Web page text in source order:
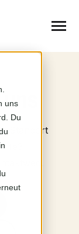
uns
Du
Toggle
Standort